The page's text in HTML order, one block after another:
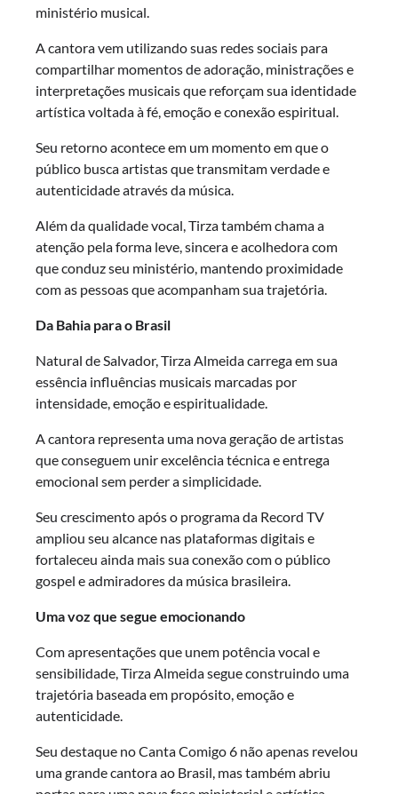
ministério musical.
A cantora vem utilizando suas redes sociais para
compartilhar momentos de adoração, ministrações e
interpretações musicais que reforçam sua identidade
artística voltada à fé, emoção e conexão espiritual.
Seu retorno acontece em um momento em que o
público busca artistas que transmitam verdade e
autenticidade através da música.
Além da qualidade vocal, Tirza também chama a
atenção pela forma leve, sincera e acolhedora com
que conduz seu ministério, mantendo proximidade
com as pessoas que acompanham sua trajetória.
Da Bahia para o Brasil
Natural de Salvador, Tirza Almeida carrega em sua
essência influências musicais marcadas por
intensidade, emoção e espiritualidade.
A cantora representa uma nova geração de artistas
que conseguem unir excelência técnica e entrega
emocional sem perder a simplicidade.
Seu crescimento após o programa da Record TV
ampliou seu alcance nas plataformas digitais e
fortaleceu ainda mais sua conexão com o público
gospel e admiradores da música brasileira.
Uma voz que segue emocionando
Com apresentações que unem potência vocal e
sensibilidade, Tirza Almeida segue construindo uma
trajetória baseada em propósito, emoção e
autenticidade.
Seu destaque no Canta Comigo 6 não apenas revelou
uma grande cantora ao Brasil, mas também abriu